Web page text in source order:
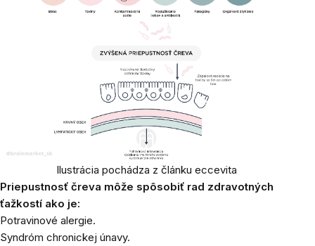
Ilustrácia pochádza z článku eccevita
Priepustnosť čreva môže spôsobiť rad zdravotných
ťažkostí ako je:
Potravinové alergie.
Syndróm chronickej únavy.